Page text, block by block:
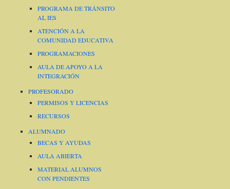
PROGRAMA DE TRÁNSITO
AL IES
ATENCIÓN A LA
COMUNIDAD EDUCATIVA
PROGRAMACIONES
AULA DE APOYO A LA
INTEGRACIÓN
PROFESORADO
PERMISOS Y LICENCIAS
RECURSOS
ALUMNADO
BECAS Y AYUDAS
AULA ABIERTA
MATERIAL ALUMNOS
CON PENDIENTES